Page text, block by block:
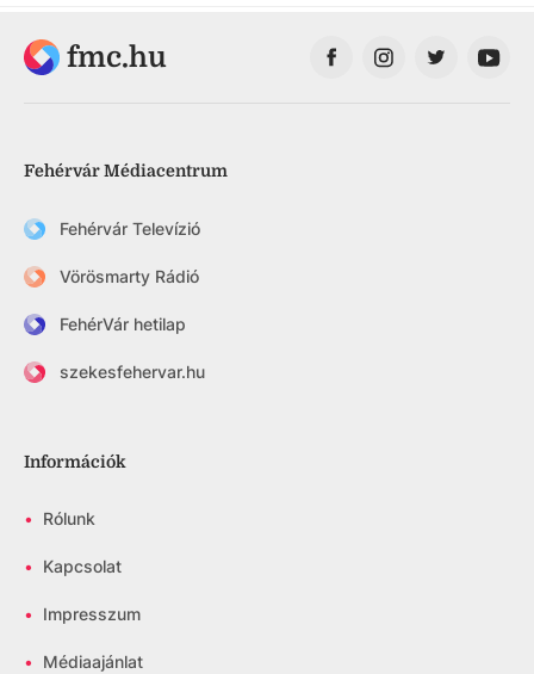
fmc.hu
Fehérvár Médiacentrum
Fehérvár Televízió
Vörösmarty Rádió
FehérVár hetilap
szekesfehervar.hu
Információk
• Rólunk
• Kapcsolat
• Impresszum
• Médiaajánlat